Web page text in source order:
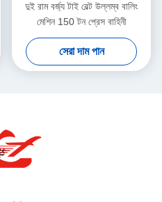
দুই রাম বর্জ্য টাই বেল্ট উল্লম্ব বালিং
মেশিন 150 টন প্রেস বাহিনী
সেরা দাম পান